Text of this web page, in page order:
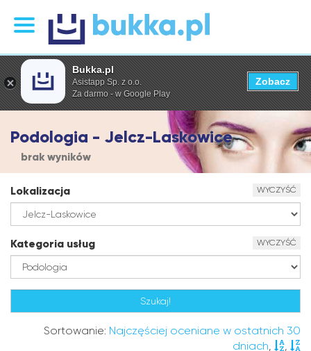
Podologia - Jelcz-Laskowice
brak wyników
Lokalizacja WYCZYŚĆ
Kategoria usług WYCZYŚĆ
Sortowanie: Najczęściej oceniane w ostatnich 30
dniach, ,
Bukka.pl
Asistapp Sp. z o.o.
Za darmo - w Google Play
Zobacz